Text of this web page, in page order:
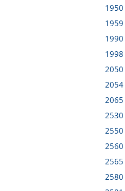
1950
1959
1990
1998
2050
2054
2065
2530
2550
2560
2565
2580